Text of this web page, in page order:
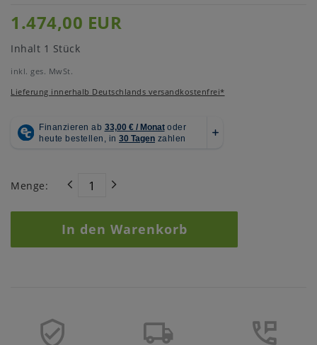
1.474,00 EUR
Inhalt 1 Stück
inkl. ges. MwSt.
Lieferung innerhalb Deutschlands versandkostenfrei*
Menge:
In den Warenkorb